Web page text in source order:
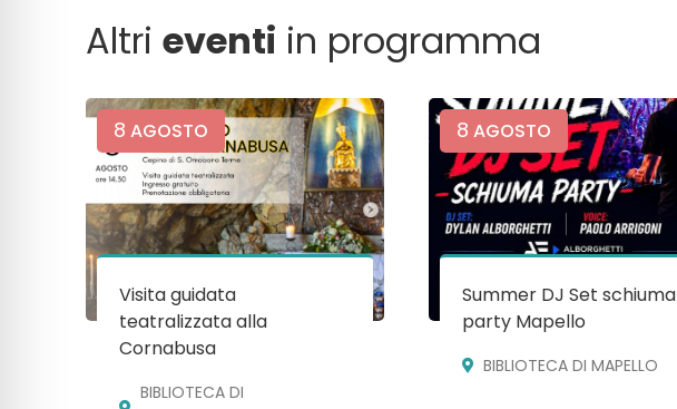
Altrieventi in programma
8 AGOSTO
Visita guidata
teatralizzata alla
Cornabusa
BIBLIOTECA DI
8 AGOSTO
Summer DJ Set schiuma
party Mapello
BIBLIOTECA DI MAPELLO